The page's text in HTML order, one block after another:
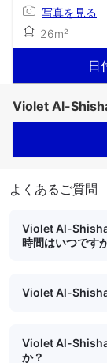
写真を見る
26m²
日
Violet Al-
よくあるご質問
Violet Al-Shisha
時間はいつです
Violet Al-Shisha
Violet Al-Shisha
か？